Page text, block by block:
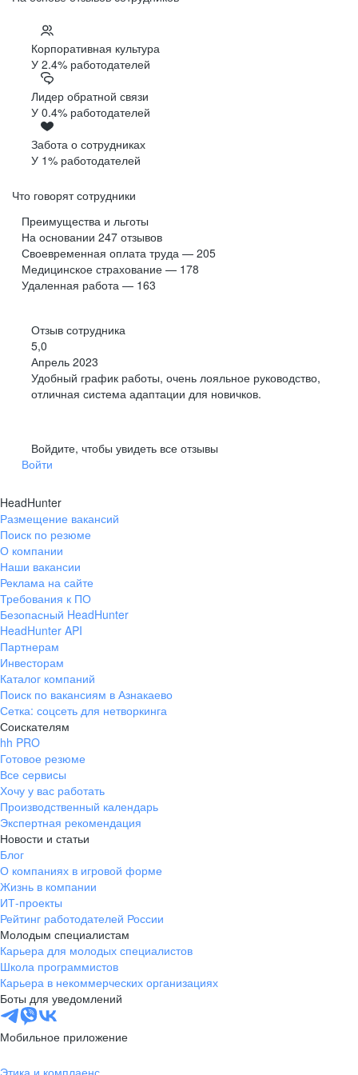
Корпоративная культура
У 2.4% работодателей
Лидер обратной связи
У 0.4% работодателей
Забота о сотрудниках
У 1% работодателей
Что говорят сотрудники
Преимущества и льготы
На основании 247 отзывов
Своевременная оплата труда — 205
Медицинское страхование — 178
Удаленная работа — 163
Отзыв сотрудника
5,0
Апрель 2023
Удобный график работы, очень лояльное руководство,
отличная система адаптации для новичков.
Войдите, чтобы увидеть все отзывы
Войти
HeadHunter
Размещение вакансий
Поиск по резюме
О компании
Наши вакансии
Реклама на сайте
Требования к ПО
Безопасный HeadHunter
HeadHunter API
Партнерам
Инвесторам
Каталог компаний
Поиск по вакансиям в Азнакаево
Сетка: соцсеть для нетворкинга
Соискателям
hh PRO
Готовое резюме
Все сервисы
Хочу у вас работать
Производственный календарь
Экспертная рекомендация
Новости и статьи
Блог
О компаниях в игровой форме
Жизнь в компании
ИТ-проекты
Рейтинг работодателей России
Молодым специалистам
Карьера для молодых специалистов
Школа программистов
Карьера в некоммерческих организациях
Боты для уведомлений
Мобильное приложение